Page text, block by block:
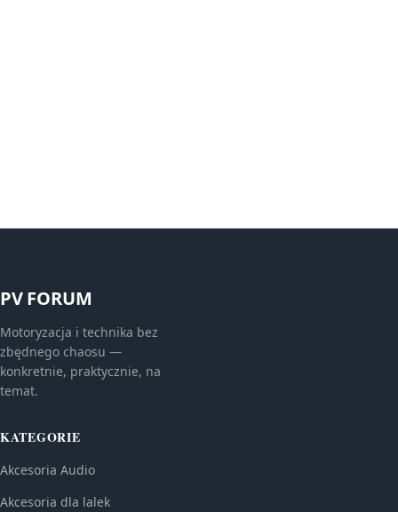
PV FORUM
Motoryzacja i technika bez
zbędnego chaosu —
konkretnie, praktycznie, na
temat.
KATEGORIE
Akcesoria Audio
Akcesoria dla lalek